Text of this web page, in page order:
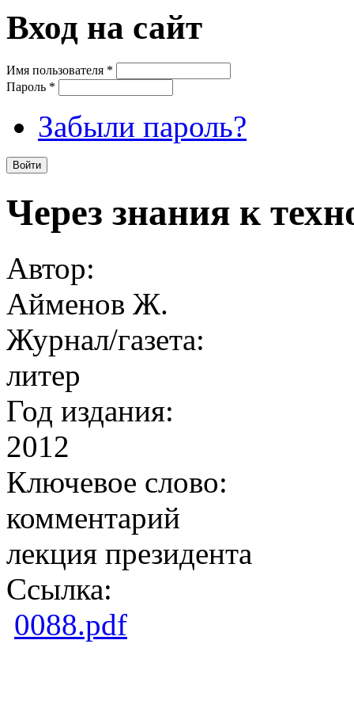
Вход на сайт
Имя пользователя *
Пароль *
Забыли пароль?
Через знания к
Автор:
Айменов Ж.
Журнал/газета:
литер
Год издания:
2012
Ключевое слово:
комментарий
лекция президента
Ссылка:
0088.pdf